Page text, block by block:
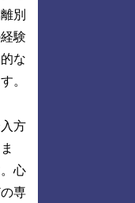
別
験
な
。
方
心
専